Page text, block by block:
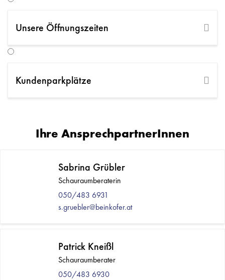
schauraum.graz@beinkofer.at
Unsere Öffnungszeiten
Kundenparkplätze
Ihre AnsprechpartnerInnen
Sabrina Grübler
Schauraumberaterin
050/483 6931
s.gruebler@beinkofer.at
Patrick Kneißl
Schauraumberater
050/483 6930